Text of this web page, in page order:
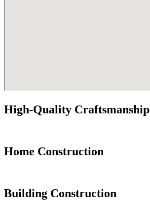
High-Quality Craftsmanship
Home Construction
Building Construction